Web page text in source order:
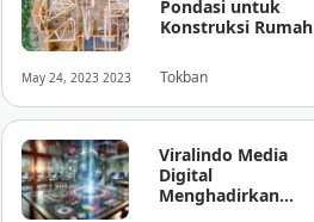
May 24, 2023 2023
Pondasi untuk
Konstruksi Rumah
Tokban
Viralindo Media
Digital
Menghadirkan